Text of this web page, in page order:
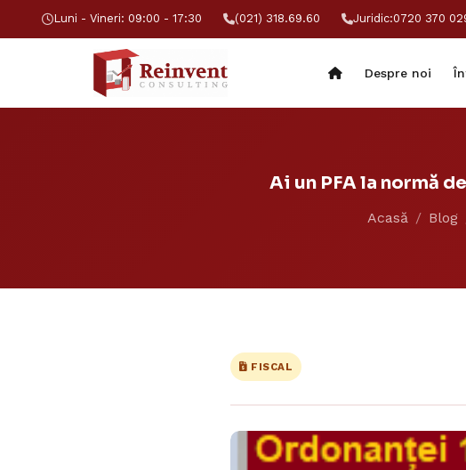
Luni - Vineri: 09:00 - 17:30 (021) 318.69.60 Juridic:0720 370
Despre noi
Ai un PFA la normă
Acasă Blog
FISCAL